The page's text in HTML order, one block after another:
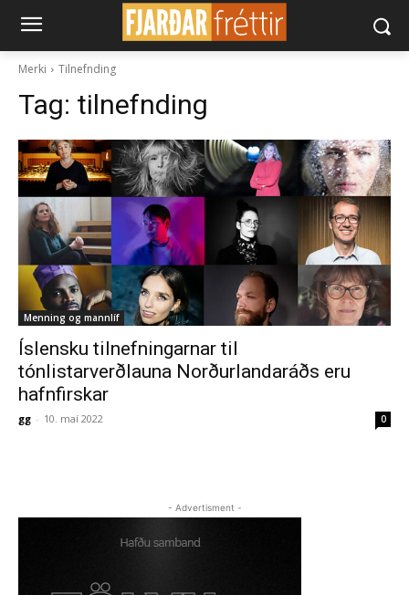
Merki Tilnefnding
Tag: tilnefnding
Menning og mannlíf
Íslensku tilnefningarnar til
tónlistarverðlauna Norðurlandaráðs eru
hafnfirskar
gg - 10. maí 2022 0
- Advertisment -